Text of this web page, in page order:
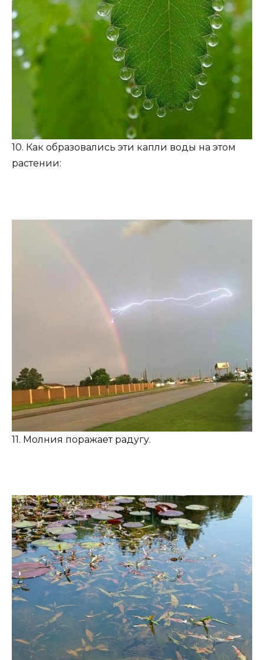
10. Как образовались эти капли воды на этом
растении:
11. Молния поражает радугу.